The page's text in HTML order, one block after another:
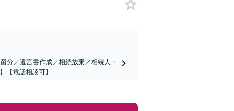
分／遺言書作成／相続放棄／相続人・
【電話相談可】